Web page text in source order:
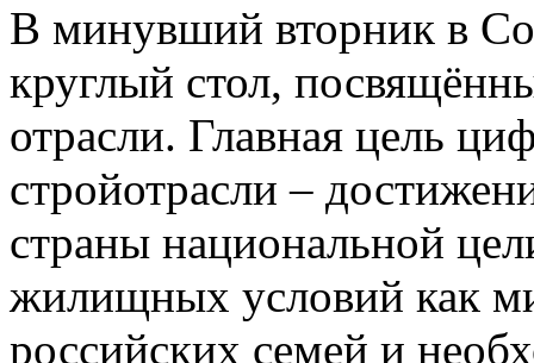
В минувший вторник в
круглый стол,
отрасли. Главная цель
стройотрасли –
страны национальной
жилищных условий как
российских семей и